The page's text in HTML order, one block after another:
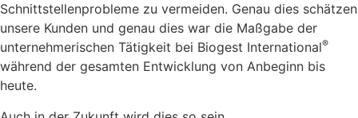
Schnittstellenprobleme zu vermeiden. Genau dies schätzen
unsere Kunden und genau dies war die Maßgabe der
unternehmerischen Tätigkeit bei Biogest International®
während der gesamten Entwicklung von Anbeginn bis
heute.